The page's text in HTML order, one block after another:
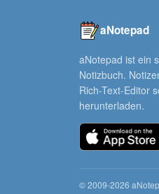
aNotepad
aNotepad ist ein
Notizbuch.
Rich-Text-Editor
herunterladen.
© 2009-2026